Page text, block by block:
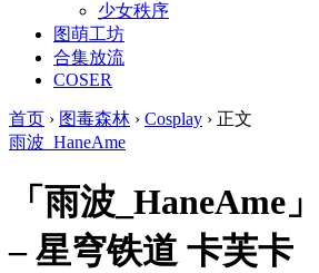
少女秩序
图萌工坊
合集放流
COSER
首页 › 图毒森林 › Cosplay › 正文
雨波_HaneAme
「雨波_HaneAme
– 星穹铁道 卡芙卡